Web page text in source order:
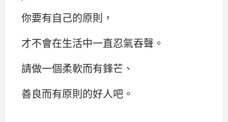
你要有自己的原則，
才不會在生活中一直忍氣吞聲。
請做一個柔軟而有鋒芒、
善良而有原則的好人吧。